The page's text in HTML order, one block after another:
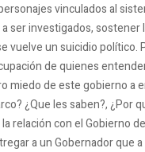
vinculados al
ser investigados, sostener
vuelve un suicidio político.
de quienes
miedo de este gobierno a
¿Que les saben?, ¿Por
relación con el Gobierno
a un Gobernador que